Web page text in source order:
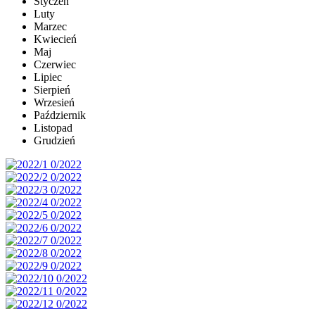
Luty
Marzec
Kwiecień
Maj
Czerwiec
Lipiec
Sierpień
Wrzesień
Październik
Listopad
Grudzień